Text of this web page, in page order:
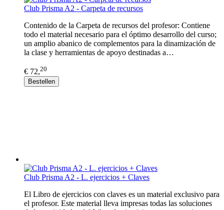
Club Prisma A2 - Carpeta de recursos
Contenido de la Carpeta de recursos del profesor: Contiene
todo el material necesario para el óptimo desarrollo del curso;
un amplio abanico de complementos para la dinamización de
la clase y herramientas de apoyo destinadas a…
€ 72,20
Bestellen
Club Prisma A2 - L. ejercicios + Claves
El Libro de ejercicios con claves es un material exclusivo para
el profesor. Este material lleva impresas todas las soluciones